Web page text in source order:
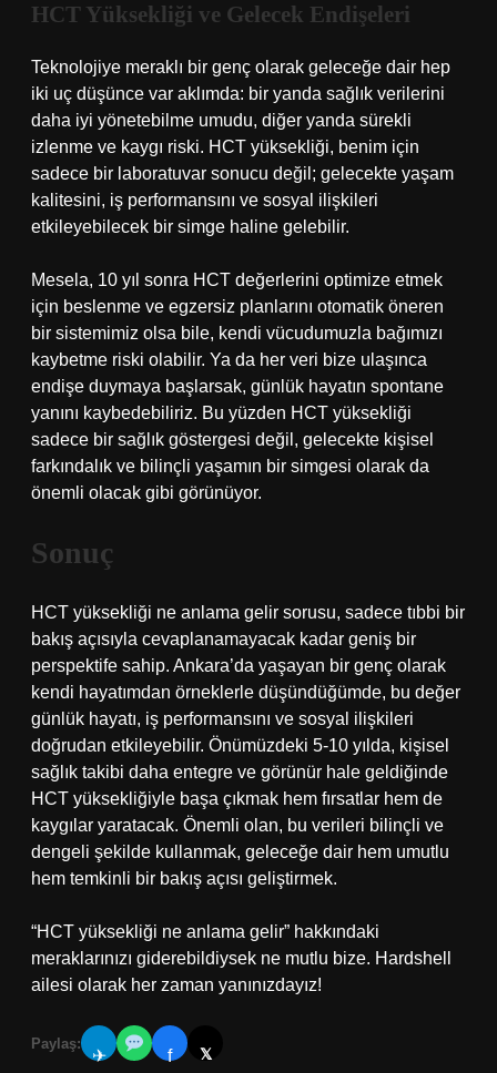
HCT Yüksekliği ve Gelecek Endişeleri
Teknolojiye meraklı bir genç olarak geleceğe dair hep
iki uç düşünce var aklımda: bir yanda sağlık verilerini
daha iyi yönetebilme umudu, diğer yanda sürekli
izlenme ve kaygı riski. HCT yüksekliği, benim için
sadece bir laboratuvar sonucu değil; gelecekte yaşam
kalitesini, iş performansını ve sosyal ilişkileri
etkileyebilecek bir simge haline gelebilir.
Mesela, 10 yıl sonra HCT değerlerini optimize etmek
için beslenme ve egzersiz planlarını otomatik öneren
bir sistemimiz olsa bile, kendi vücudumuzla bağımızı
kaybetme riski olabilir. Ya da her veri bize ulaşınca
endişe duymaya başlarsak, günlük hayatın spontane
yanını kaybedebiliriz. Bu yüzden HCT yüksekliği
sadece bir sağlık göstergesi değil, gelecekte kişisel
farkındalık ve bilinçli yaşamın bir simgesi olarak da
önemli olacak gibi görünüyor.
Sonuç
HCT yüksekliği ne anlama gelir sorusu, sadece tıbbi bir
bakış açısıyla cevaplanamayacak kadar geniş bir
perspektife sahip. Ankara’da yaşayan bir genç olarak
kendi hayatımdan örneklerle düşündüğümde, bu değer
günlük hayatı, iş performansını ve sosyal ilişkileri
doğrudan etkileyebilir. Önümüzdeki 5-10 yılda, kişisel
sağlık takibi daha entegre ve görünür hale geldiğinde
HCT yüksekliğiyle başa çıkmak hem fırsatlar hem de
kaygılar yaratacak. Önemli olan, bu verileri bilinçli ve
dengeli şekilde kullanmak, geleceğe dair hem umutlu
hem temkinli bir bakış açısı geliştirmek.
“HCT yüksekliği ne anlama gelir” hakkındaki
meraklarınızı giderebildiysek ne mutlu bize. Hardshell
ailesi olarak her zaman yanınızdayız!
Paylaş:
✈ f 𝕏